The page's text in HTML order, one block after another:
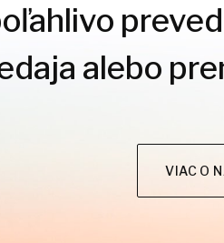
alebo
VIAC O